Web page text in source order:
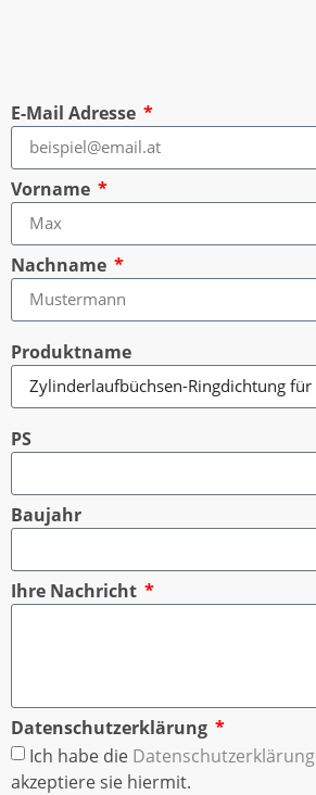
E-Mail Adresse
Vorname
Nachname
Produktname
PS
Baujahr
Ihre Nachricht
Datenschutzerklärung
Ich habe die Datenschutzerklärung
akzeptiere sie hiermit.